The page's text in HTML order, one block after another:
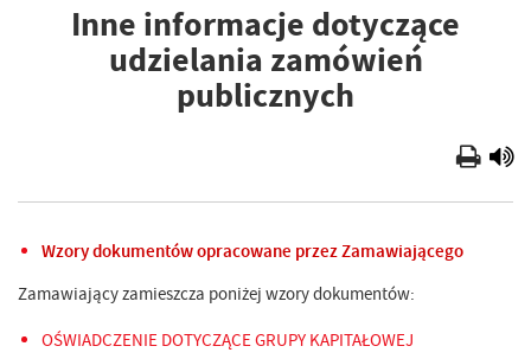
Inne informacje dotyczące
udzielania zamówień
publicznych
Wzory dokumentów opracowane przez Zamawiającego
Zamawiający zamieszcza poniżej wzory dokumentów:
OŚWIADCZENIE DOTYCZĄCE GRUPY KAPITAŁOWEJ